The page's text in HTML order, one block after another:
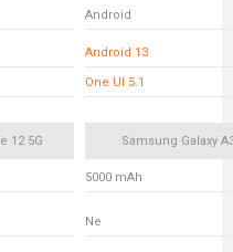
Android
Android 13
One UI 5.1
12 5G Samsung Galaxy
5000 mAh
Ne